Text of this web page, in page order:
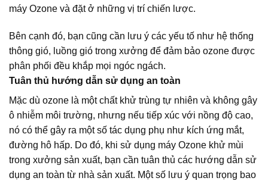
máy Ozone và đặt ở những vị trí chiến lược.
Bên cạnh đó, bạn cũng cần lưu ý các yếu tố như hệ thống
thông gió, luồng gió trong xưởng để đảm bảo ozone được
phân phối đều khắp mọi ngóc ngách.
Tuân thủ hướng dẫn sử dụng an toàn
Mặc dù ozone là một chất khử trùng tự nhiên và không gây
ô nhiễm môi trường, nhưng nếu tiếp xúc với nồng độ cao,
nó có thể gây ra một số tác dụng phụ như kích ứng mắt,
đường hô hấp. Do đó, khi sử dụng máy Ozone khử mùi
trong xưởng sản xuất, bạn cần tuân thủ các hướng dẫn sử
dụng an toàn từ nhà sản xuất. Một số lưu ý quan trọng bao